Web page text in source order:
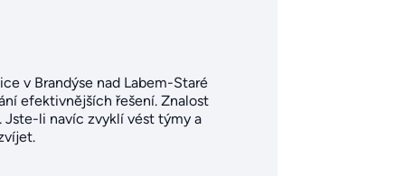
v Brandýse nad Labem-Staré
efektivnějších řešení. Znalost
Jste-li navíc zvyklí vést týmy a